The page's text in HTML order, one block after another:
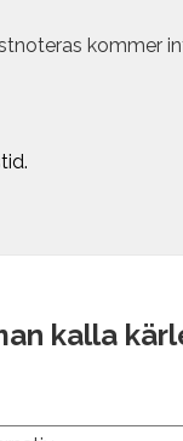
kommer
kalla